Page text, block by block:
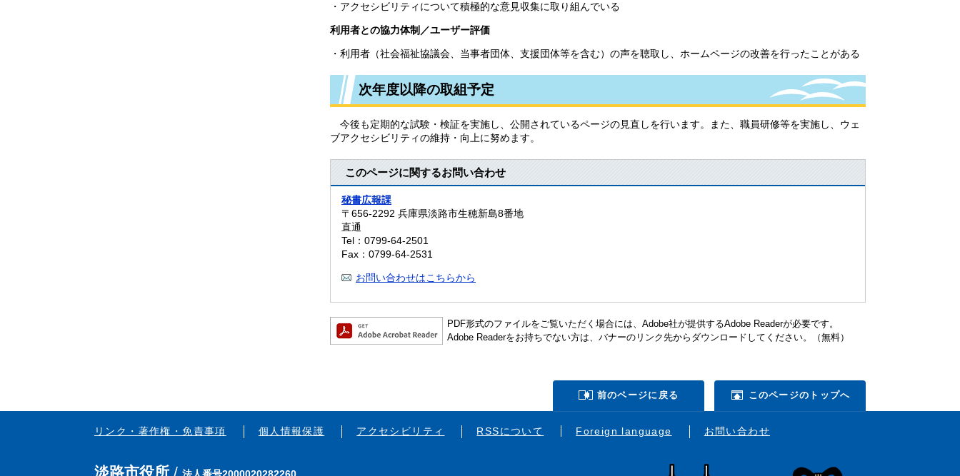
・アクセシビリティについて積極的な意見収集に取り組んでいる
利用者との協力体制／ユーザー評価
・利用者（社会福祉協議会、当事者団体、支援団体等を含む）の声を聴取し、ホームページの改善を行ったことがある
次年度以降の取組予定
今後も定期的な試験・検証を実施し、公開されているページの見直しを行います。また、職員研修等を実施し、ウェ
ブアクセシビリティの維持・向上に努めます。
このページに関するお問い合わせ
秘書広報課
〒656-2292 兵庫県淡路市生穂新島8番地
直通
Tel：0799-64-2501
Fax：0799-64-2531
お問い合わせはこちらから
PDF形式のファイルをご覧いただく場合には、Adobe社が提供するAdobe Readerが必要です。
Adobe Readerをお持ちでない方は、バナーのリンク先からダウンロードしてください。（無料）
前のページに戻る このページのトップへ
リンク・著作権・免責事項 個人情報保護 アクセシビリティ RSSについて Foreign language お問い合わせ
淡路市役所